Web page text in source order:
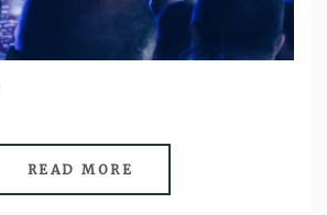
READ MORE